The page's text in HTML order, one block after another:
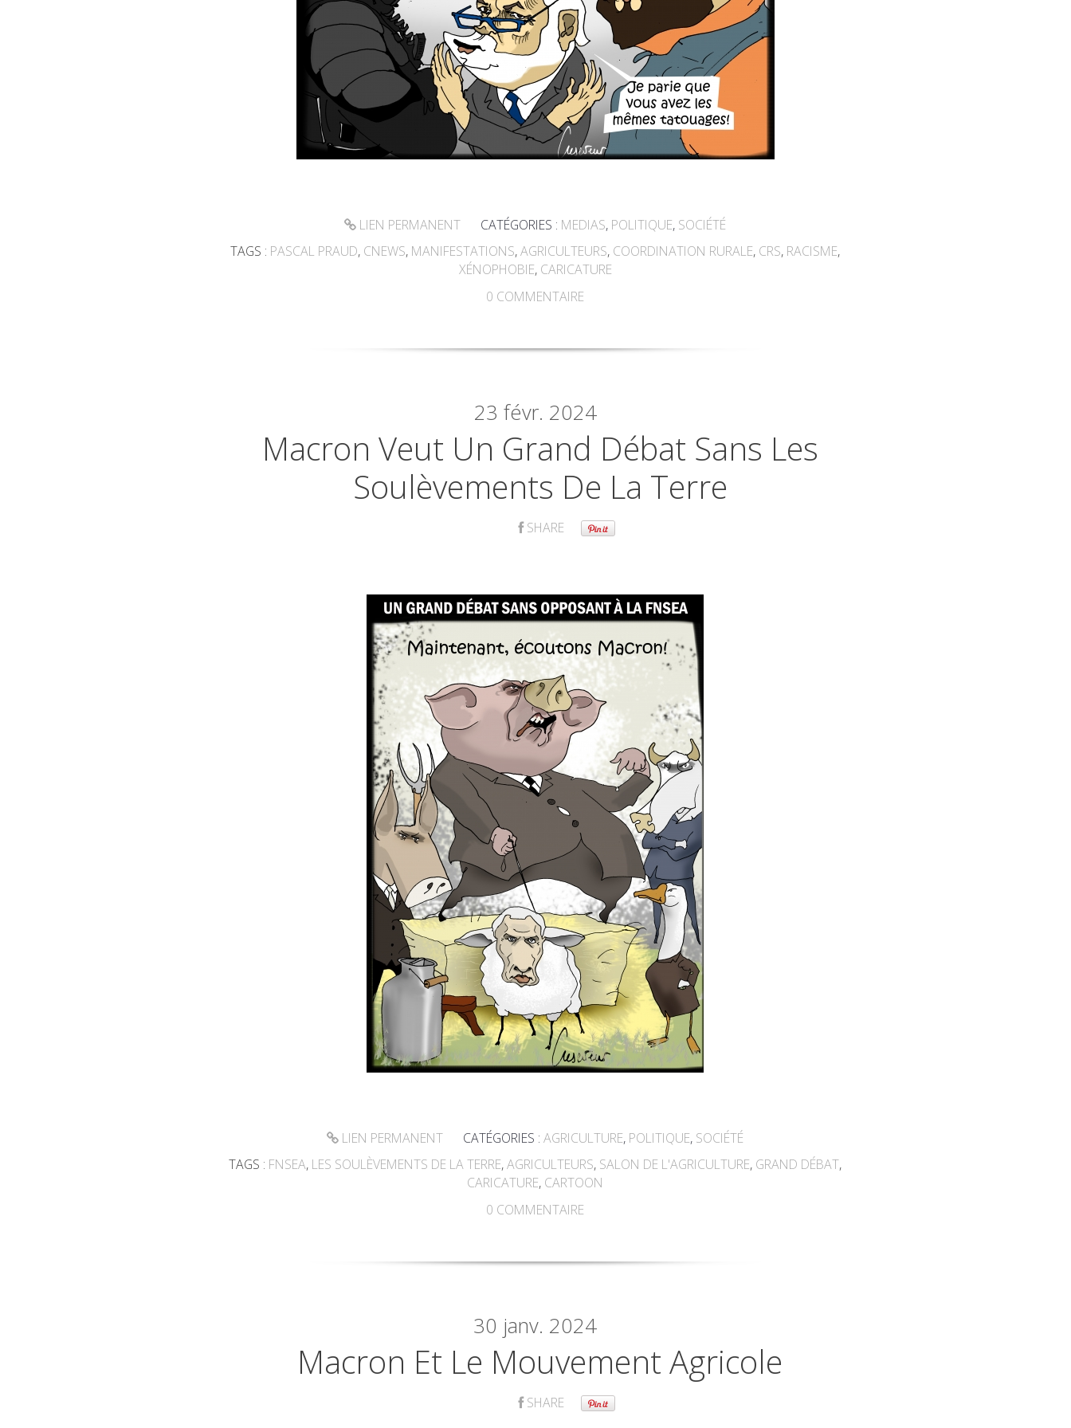
LIEN PERMANENT CATÉGORIES : MEDIAS, POLITIQUE, SOCIÉTÉ
TAGS : PASCAL PRAUD, CNEWS, MANIFESTATIONS,AGRICULTEURS, COORDINATION RURALE, CRS, RACISME,
XÉNOPHOBIE, CARICATURE
0 COMMENTAIRE
23 févr. 2024
Macron Veut Un Grand Débat Sans Les
Soulèvements De La Terre
SHARE
LIEN PERMANENT CATÉGORIES :AGRICULTURE, POLITIQUE, SOCIÉTÉ
TAGS : FNSEA, LES SOULÈVEMENTS DE LA TERRE,AGRICULTEURS, SALON DE L'AGRICULTURE, GRAND DÉBAT,
CARICATURE, CARTOON
0 COMMENTAIRE
30 janv. 2024
Macron Et Le Mouvement Agricole
SHARE